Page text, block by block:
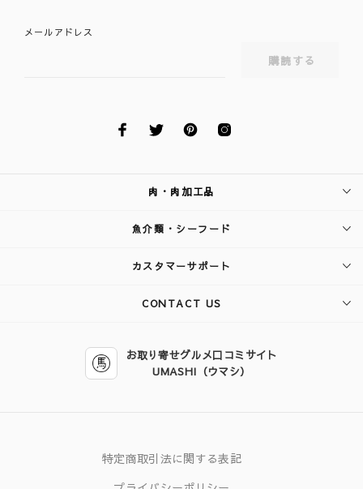
メールアドレス
肉・肉加工品
魚介類・シーフード
カスタマーサポート
CONTACT US
お取り寄せグルメ口コミサイト
UMASHI（ウマシ）
特定商取引法に関する表記